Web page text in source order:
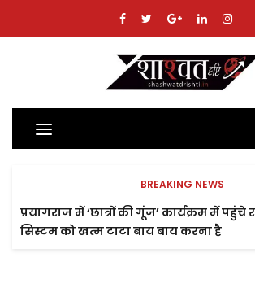
Toggle
navigation
BREAKING NEWS
प्रयागराज में ‘छात्रों की गूंज’ कार्यक्रम में पहुंचे
सिस्टम को खत्म टाटा बाय बाय करना है